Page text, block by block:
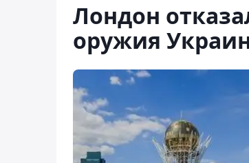
Лондон
оружия